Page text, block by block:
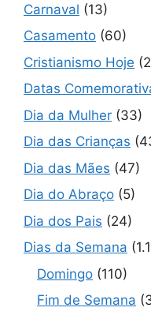
Carnaval (13)
Casamento (60)
Cristianismo Hoje
Datas
Dia da Mulher (33)
Dia das Crianças
Dia das Mães (47)
Dia do Abraço (5)
Dia dos Pais (24)
Dias da Semana
Domingo (110)
Fim de Semana